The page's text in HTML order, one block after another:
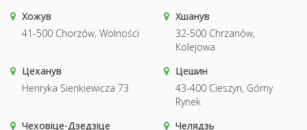
Хожув
41-500 Chorzów, Wolności
Хшанув
32-500 Chrzanów,
Kolejowa
Цеханув
Henryka Sienkiewicza 73
Цешин
43-400 Cieszyn, Górny
Rynek
Чеховіце-Дзедзіце
Челядзь